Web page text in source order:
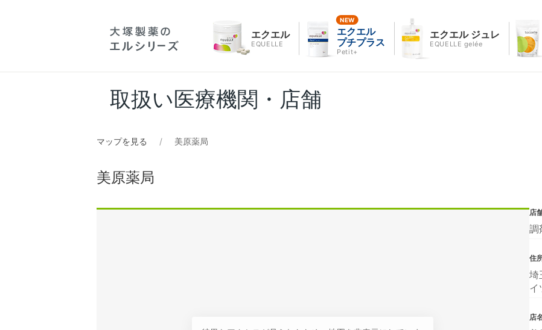
エクエル
EQUELLE
エクエル
プチプラス
Petit+
エクエル ジュレ
EQUELLE gelée
取扱い医療機関・店舗
マップを見る 美原薬局
美原薬局
店
調
住
埼
イ
店